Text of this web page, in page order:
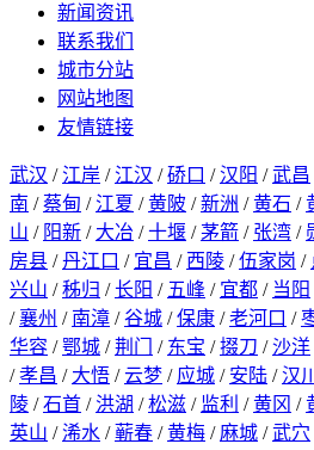
新闻资讯
联系我们
城市分站
网站地图
友情链接
武汉 / 江岸 / 江汉 /硚口 /汉阳 /武昌
南 /蔡甸 / 江夏 /黄陂 /新洲 /黄石 /
山 / 阳新 / 大冶 /十堰 /茅箭 / 张湾 /
房县 /丹江口 / 宜昌 / 西陵 /伍家岗 /
兴山 /秭归 /长阳 / 五峰 / 宜都 / 当阳
/襄州 / 南漳 /谷城 /保康 /老河口 /
华容 /鄂城 /荆门 / 东宝 /掇刀 /沙洋
/孝昌 / 大悟 /云梦 / 应城 / 安陆 /汉川
陵 /石首 / 洪湖 /松滋 / 监利 /黄冈 /
英山 /浠水 /蕲春 /黄梅 / 麻城 /武穴